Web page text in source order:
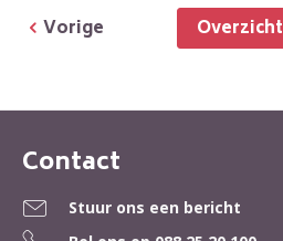
Overzicht
Vorige
Contactinformatie
Contact
Stuur ons een bericht